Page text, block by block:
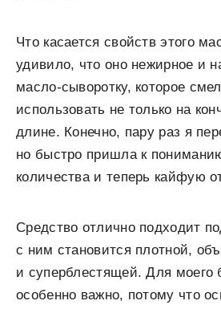
Что касается свойств этого
удивило, что оно нежирное и
масло-сыворотку, которое
использовать не только на
длине. Конечно, пару раз я
но быстро пришла к
количества и теперь кайфую
Средство отлично подходит
с ним становится плотной,
и суперблестящей. Для моего
особенно важно, потому что